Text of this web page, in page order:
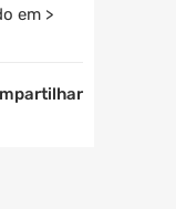
em >